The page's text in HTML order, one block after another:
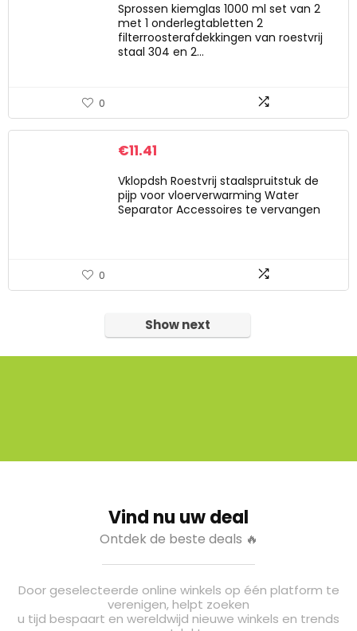
Sprossen kiemglas 1000 ml set van 2
met 1 onderlegtabletten 2
filterroosterafdekkingen van roestvrij
staal 304 en 2…
0
€11.41
Vklopdsh Roestvrij staalspruitstuk de
pijp voor vloerverwarming Water
Separator Accessoires te vervangen
0
Show next
Vind nu uw deal
Ontdek de beste deals 🔥
Door geselecteerde online winkels op één platform te
verenigen, helpt zoeken
u tijd bespaart en wereldwijd nieuwe winkels en trends